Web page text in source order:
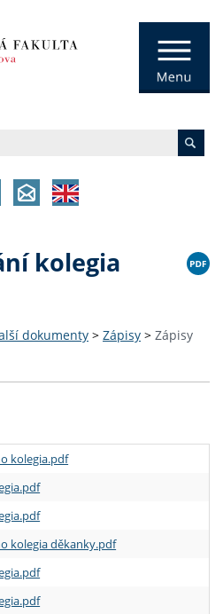
kolegia
dokumenty > Zápisy > Zápisy
kolegia.pdf
kolegia děkanky.pdf